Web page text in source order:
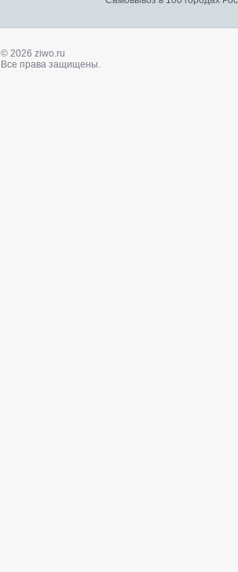
© 2026 ziwo.ru
Все права защищены.